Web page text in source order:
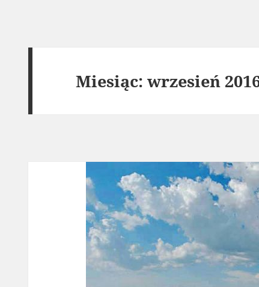
Miesiąc:wrzesień